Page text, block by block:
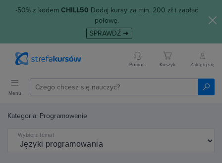
-50% z kodem CHILL50 Dodaj kursy za min. 200 zł i zapłać
połowę.
SPRAWDŹ ➜
Pomoc Koszyk Zaloguj się
Menu
Kategoria: Programowanie
Wybierz temat